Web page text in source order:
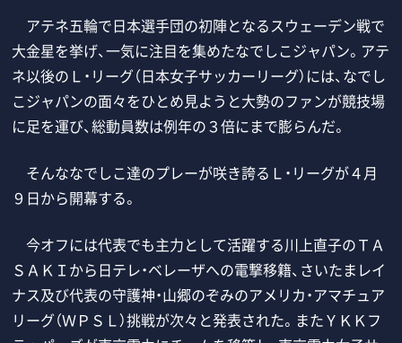
アテネ五輪で日本選手団の初陣となるスウェーデン戦で
大金星を挙げ、一気に注目を集めたなでしこジャパン。アテ
ネ以後のＬ・リーグ（日本女子サッカーリーグ）には、なでし
こジャパンの面々をひとめ見ようと大勢のファンが競技場
に足を運び、総動員数は例年の３倍にまで膨らんだ。
そんななでしこ達のプレーが咲き誇るＬ・リーグが４月
９日から開幕する。
今オフには代表でも主力として活躍する川上直子のＴＡ
ＳＡＫＩから日テレ・ベレーザへの電撃移籍、さいたまレイ
ナス及び代表の守護神・山郷のぞみのアメリカ・アマチュア
リーグ（ＷＰＳＬ）挑戦が次々と発表された。またＹＫＫフ